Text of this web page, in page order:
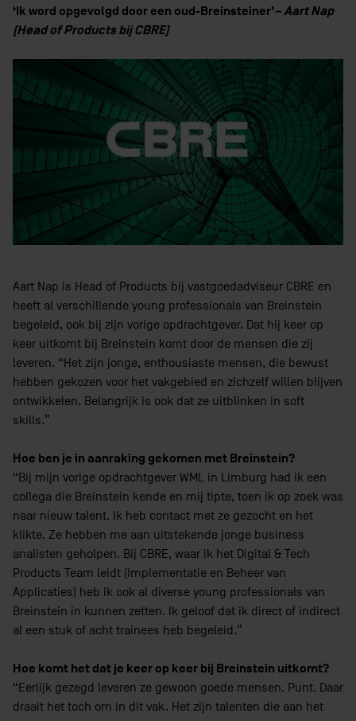
‘Ik word opgevolgd door een oud-Breinsteiner’– Aart Nap
(Head of Productsbij CBRE)
Aart Nap is Head of Products bij vastgoedadviseur CBRE en
heeft al verschillende young professionals van Breinstein
begeleid, ook bij zijn vorige opdrachtgever. Dat hij keer op
keer uitkomt bij Breinstein komt door de mensen die zij
leveren. “Het zijn jonge, enthousiaste mensen, die bewust
hebben gekozen voor het vakgebied en zichzelf willen blijven
ontwikkelen. Belangrijk is ook dat ze uitblinken in soft
skills.”
Hoe ben je in aanraking gekomen met Breinstein?
“Bij mijn vorige opdrachtgever WML in Limburg had ik een
collega die Breinstein kende en mij tipte, toen ik op zoek was
naar nieuw talent. Ik heb contact met ze gezocht en het
klikte. Ze hebben me aan uitstekende jonge business
analisten geholpen. Bij CBRE, waar ik het Digital & Tech
Products Team leidt (Implementatie en Beheer van
Applicaties) heb ik ook al diverse young professionals van
Breinstein in kunnen zetten. Ik geloof dat ik direct of indirect
al een stuk of acht trainees heb begeleid.”
Hoe komt het dat je keer op keer bij Breinstein uitkomt?
“Eerlijk gezegd leveren ze gewoon goede mensen. Punt. Daar
draait het toch om in dit vak. Het zijn talenten die aan het